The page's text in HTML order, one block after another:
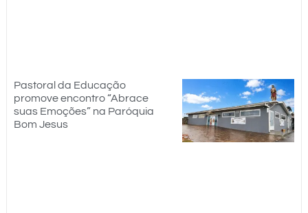
Pastoral da Educação
promove encontro “Abrace
suas Emoções” na Paróquia
Bom Jesus